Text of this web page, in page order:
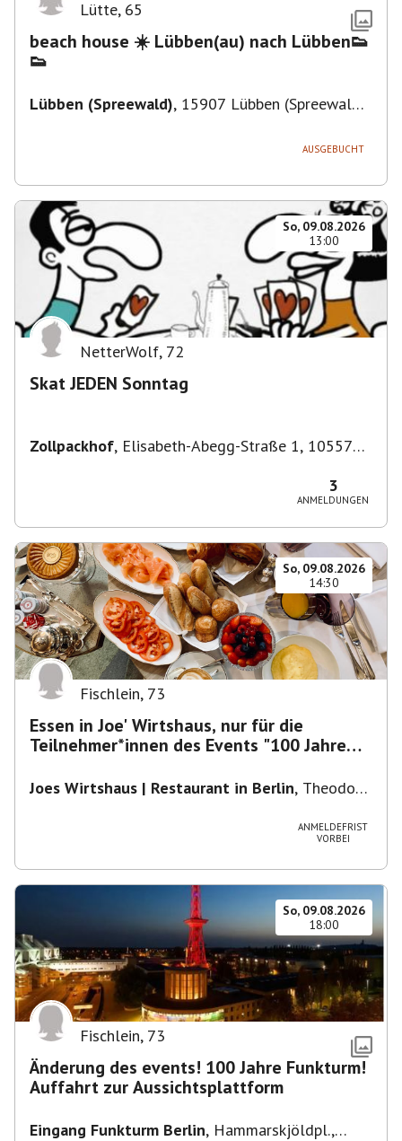
Lütte, 65
beach house ☀️ Lübben(au) nach Lübben👟
👟
Lübben (Spreewald), 15907 Lübben (Spreewald),
AUSGEBUCHT
So, 09.08.2026
13:00
NetterWolf, 72
Skat JEDEN Sonntag
Zollpackhof, Elisabeth-Abegg-Straße 1, 10557
3
ANMELDUNGEN
So, 09.08.2026
14:30
Fischlein, 73
Essen in Joe' Wirtshaus, nur für die
Teilnehmer*innen des Events "100 Jahre
Joes Wirtshaus | Restaurant in Berlin, Theodor-
ANMELDEFRIST
VORBEI
So, 09.08.2026
18:00
Fischlein, 73
Änderung des events! 100 Jahre Funkturm!
Auffahrt zur Aussichtsplattform
Eingang Funkturm Berlin, Hammarskjöldpl.,